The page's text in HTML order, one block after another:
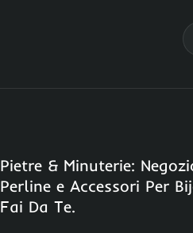
Pietre & Minuterie:
Perline e Accessori Per
Fai Da Te.